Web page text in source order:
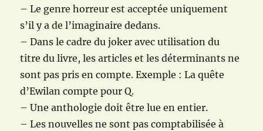
– Le genre horreur est acceptée uniquement
s’il y a de l’imaginaire dedans.
– Dans le cadre du joker avec utilisation du
titre du livre, les articles et les déterminants ne
sont pas pris en compte. Exemple : La quête
d’Ewilan compte pour Q.
– Une anthologie doit être lue en entier.
– Les nouvelles ne sont pas comptabilisée à